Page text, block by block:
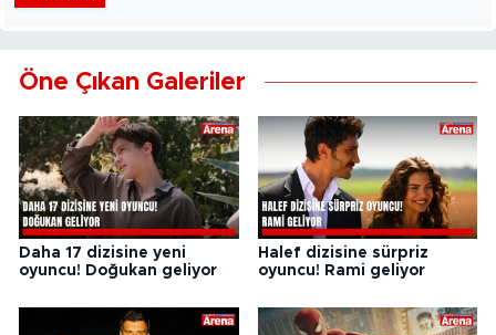
Öne Çıkan Galeriler
Daha 17 dizisine yeni
oyuncu! Doğukan geliyor
Halef dizisine sürpriz
oyuncu! Rami geliyor